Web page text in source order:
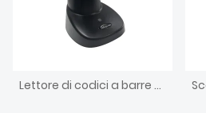
Lettore di codici a barre BT wireless portatile industriale